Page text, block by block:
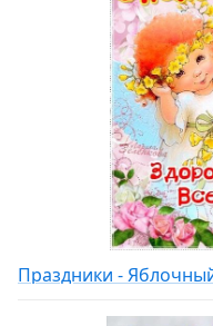
Праздники -